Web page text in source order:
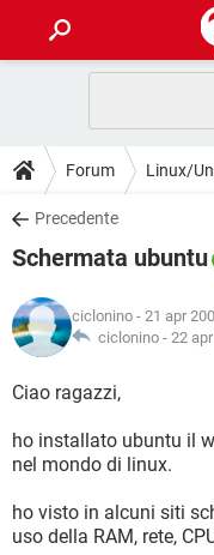
INTRATTENIMENTO
iOS
INSTAGRAM
TIKTOK
HARDWARE
GUIDE
COVID-19
INSTAGRAM
TIKTOK
HARDWARE
DOWNLOAD
COVID-19
INTRATTENIMENTO
iOS
INSTAGRAM
HARDWARE
COVID-19
INTRATTENIMENTO
iOS
INSTAGRAM
HARDWARE
GLOSSARIO
COVID-19
iOS
INSTAGRAM
TIKTOK
Forum Linux/
Precedente
Schermata ubuntu
ciclonino - 21 apr
ciclonino - 22
Ciao ragazzi,
ho installato ubuntu il
nel mondo di linux.
ho visto in alcuni siti
uso della RAM, rete,